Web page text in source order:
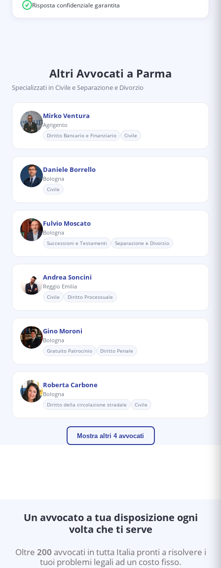
Risposta confidenziale garantita
Altri Avvocati a Parma
Specializzati in Civile e Separazione e Divorzio
Mirko Ventura
Agrigento
Diritto Bancario e Finanziario Civile
Daniele Borrello
Bologna
Civile
Fulvio Moscato
Bologna
Successioni e Testamenti Separazione e Divorzio
Andrea Soncini
Reggio Emilia
Civile Diritto Processuale
Gino Moroni
Bologna
Gratuito Patrocinio Diritto Penale
Roberta Carbone
Bologna
Diritto della circolazione stradale Civile
Mostra altri 4 avvocati
Un avvocato a tua disposizione ogni
volta che ti serve
Oltre 200 avvocati in tutta Italia pronti a risolvere i
tuoi problemi legali ad un costo fisso.